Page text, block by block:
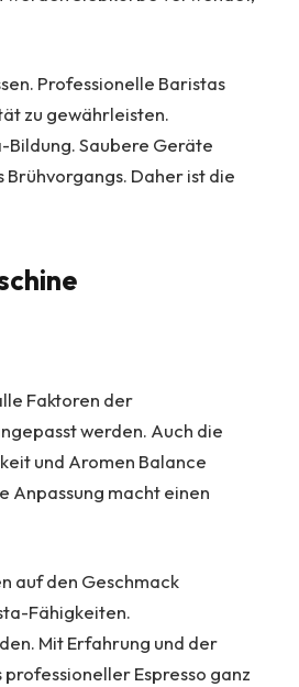
Professionelle Baristas
zu gewährleisten.
Saubere Geräte
Daher ist die
Faktoren der
werden. Auch die
und Aromen Balance
Anpassung macht einen
auf den Geschmack
Fähigkeiten.
Mit Erfahrung und der
Espresso ganz